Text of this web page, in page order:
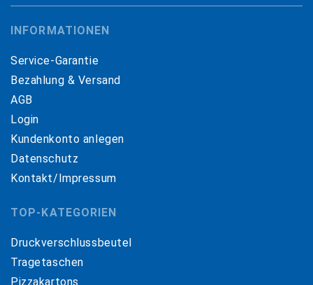
INFORMATIONEN
Service-Garantie
Bezahlung & Versand
AGB
Login
Kundenkonto anlegen
Datenschutz
Kontakt/Impressum
TOP-KATEGORIEN
Druckverschlussbeutel
Tragetaschen
Pizzakartons